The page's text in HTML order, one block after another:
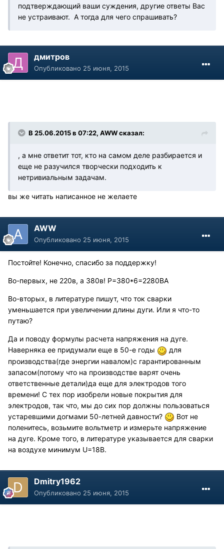
подтверждающий ваши суждения, другие ответы Вас
не устраивают. А тогда для чего спрашивать?
дмитров
Опубликовано 25 июня, 2015
В 25.06.2015 в 07:22, AWW сказал:
, а мне ответит тот, кто на самом деле разбирается и
еще не разучился творчески подходить к
нетривиальным задачам.
вы же читать написанное не желаете
AWW
Опубликовано 25 июня, 2015
Постойте! Конечно, спасибо за поддержку!
Во-первых, не 220в, а 380в! P=380*6=2280ВА
Во-вторых, в литературе пишут, что ток сварки
уменьшается при увеличении длины дуги. Или я что-то
путаю?
Да и поводу формулы расчета напряжения на дуге.
Наверняка ее придумали еще в 50-е годы
для
производства(где энергии навалом)с гарантированным
запасом(потому что на производстве варят очень
ответственные детали)да еще для электродов того
времени! С тех пор изобрели новые покрытия для
электродов, так что, мы до сих пор должны пользоваться
устаревшими догмами 50-летней давности?
Вот не
поленитесь, возьмите вольтметр и измерьте напряжение
на дуге. Кроме того, в литературе указывается для сварки
на воздухе минимум U=18В.
Dmitry1962
Опубликовано 25 июня, 2015